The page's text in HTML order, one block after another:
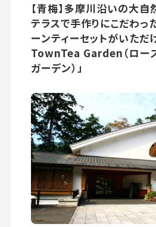
【青梅】多摩川沿いの大
テラスで手作りにこだわっ
ーンティーセットがいただ
TownTea Garden（ロー
ガーデン）」